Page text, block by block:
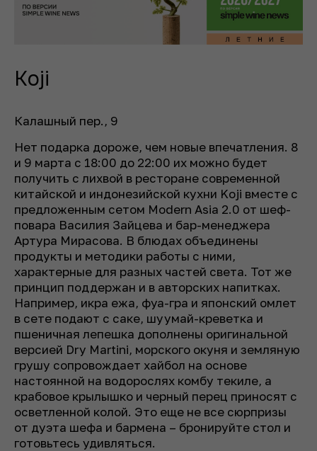
Koji
Калашный пер., 9
Нет подарка дороже, чем новые впечатления. 8
и 9 марта с 18:00 до 22:00 их можно будет
получить с лихвой в ресторане современной
китайской и индонезийской кухни Koji вместе с
предложенным сетом Modern Asia 2.0 от шеф-
повара Василия Зайцева и бар-менеджера
Артура Мирасова. В блюдах объединены
продукты и методики работы с ними,
характерные для разных частей света. Тот же
принцип поддержан и в авторских напитках.
Например, икра ежа, фуа-гра и японский омлет
в сете подают с саке, шуумай-креветка и
пшеничная лепешка дополнены оригинальной
версией Dry Martini, морского окуня и земляную
грушу сопровождает хайбол на основе
настоянной на водорослях комбу текиле, а
крабовое крылышко и черный перец приносят с
осветленной колой. Это еще не все сюрпризы
от дуэта шефа и бармена – бронируйте стол и
готовьтесь удивляться.